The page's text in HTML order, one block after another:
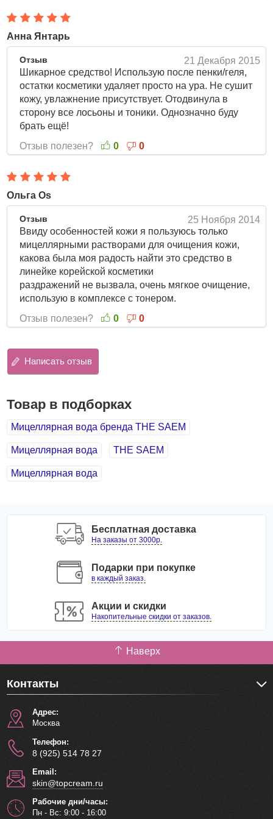
диск и приложить его к областям лица с макияжем,
затем аккуратно стереть.
Объем: 300 мл
Анна Янтарь
21 Декабря 2015
Отзыв
Шикарное средство! Использую после пенки/геля,
остатки косметики удаляет просто на ура. Не сушит
кожу, увлажнение присутствует. Отодвинула в
сторону все лосьоны и тоники. Однозначно буду
брать ещё!
Отзыв полезен?
0 0
Ольга Os
25 Ноября 2014
Отзыв
Ввиду особенностей кожи я пользуюсь только
мицеллярными растворами для очищения кожи,
какова была моя радость найти это средство в
линейке корейской косметики
раздражений не вызвала, очень мягкое очищение,
использую в комплексе с тонером.
Отзыв полезен?
0 0
Написать отзыв
Товар в подборках
Мицеллярная вода бренда THE SAEM
Мицеллярная вода THE SAEM
Мицеллярная вода
Бесплатная доставка
На заказы от 3000р.
Подарки при покупке
в каждый заказ.
Акции и скидки
Накопительные скидки от заказов.
Наверх
Контакты
Адрес:
Москва
Телефон:
8 (925) 514 78 27
Email:
skin@topcream.ru
Рабочие дни/часы:
Пн - Вс: 9:00 - 16:00